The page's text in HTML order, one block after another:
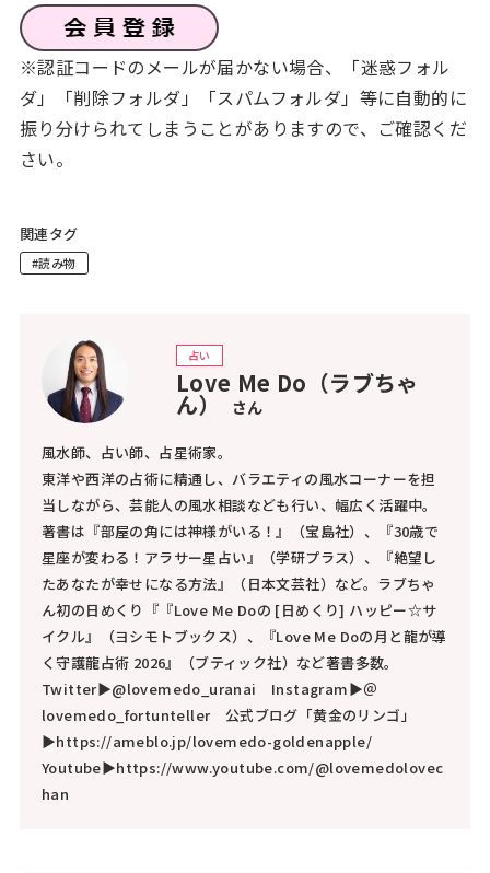
※認証コードのメールが届かない場合、「迷惑フォル
ダ」「削除フォルダ」「スパムフォルダ」等に自動的に
振り分けられてしまうことがありますので、ご確認くだ
さい。
関連タグ
#読み物
占い
Love Me Do（ラブちゃ
ん） さん
風水師、占い師、占星術家。
東洋や西洋の占術に精通し、バラエティの風水コーナーを担
当しながら、芸能人の風水相談なども行い、幅広く活躍中。
著書は『部屋の角には神様がいる！』（宝島社）、『30歳で
星座が変わる！アラサー星占い』（学研プラス）、『絶望し
たあなたが幸せになる方法』（日本文芸社）など。ラブちゃ
ん初の日めくり『『Love Me Doの [日めくり] ハッピー☆サ
イクル』（ヨシモトブックス）、『Love Me Doの月と龍が導
く守護龍占術 2026』（ブティック社）など著書多数。
Twitter▶@lovemedo_uranai Instagram▶＠
lovemedo_fortunteller 公式ブログ「黄金のリンゴ」
▶https://ameblo.jp/lovemedo-goldenapple/
Youtube▶https://www.youtube.com/@lovemedolovec
han